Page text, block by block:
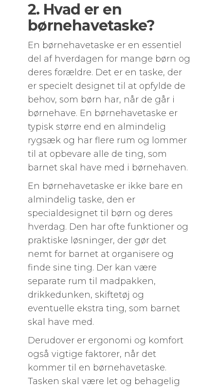
2. Hvad er en
børnehavetaske?
En børnehavetaske er en essentiel
del af hverdagen for mange børn og
deres forældre. Det er en taske, der
er specielt designet til at opfylde de
behov, som børn har, når de går i
børnehave. En børnehavetaske er
typisk større end en almindelig
rygsæk og har flere rum og lommer
til at opbevare alle de ting, som
barnet skal have med i børnehaven.
En børnehavetaske er ikke bare en
almindelig taske, den er
specialdesignet til børn og deres
hverdag. Den har ofte funktioner og
praktiske løsninger, der gør det
nemt for barnet at organisere og
finde sine ting. Der kan være
separate rum til madpakken,
drikkedunken, skiftetøj og
eventuelle ekstra ting, som barnet
skal have med.
Derudover er ergonomi og komfort
også vigtige faktorer, når det
kommer til en børnehavetaske.
Tasken skal være let og behagelig